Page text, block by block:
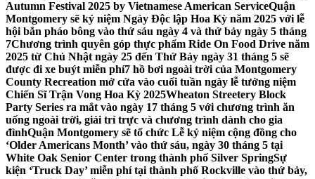
Autumn Festival 2025 by Vietnamese American ServiceQuận
Montgomery sẽ kỷ niệm Ngày Độc lập Hoa Kỳ năm 2025 với lễ
hội bắn pháo bông vào thứ sáu ngày 4 và thứ bảy ngày 5 tháng
7Chương trình quyên góp thực phẩm Ride On Food Drive năm
2025 từ Chủ Nhật ngày 25 đến Thứ Bảy ngày 31 tháng 5 sẽ
được đi xe buýt miễn phí7 hồ bơi ngoài trời của Montgomery
County Recreation mở cửa vào cuối tuần ngày lễ tưởng niệm
Chiến Sĩ Trận Vong Hoa Kỳ 2025Wheaton Streetery Block
Party Series ra mắt vào ngày 17 tháng 5 với chương trình ăn
uống ngoài trời, giải trí trực và chương trình dành cho gia
đìnhQuận Montgomery sẽ tổ chức Lễ kỷ niệm cộng đồng cho
‘Older Americans Month’ vào thứ sáu, ngày 30 tháng 5 tại
White Oak Senior Center trong thành phố Silver SpringSự
kiện ‘Truck Day’ miễn phí tại thành phố Rockville vào thứ bảy,